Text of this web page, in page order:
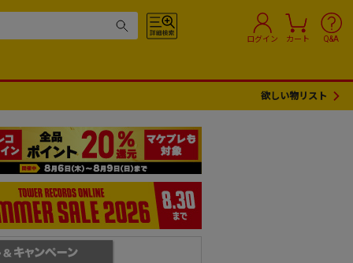
ログイン カート Q&A
欲しい物リスト